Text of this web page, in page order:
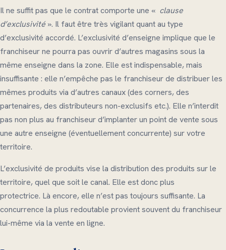
Il ne suffit pas que le contrat comporte une « clause
d’exclusivité». Il faut être très vigilant quant au type
d’exclusivité accordé. L’exclusivité d’enseigne implique que le
franchiseur ne pourra pas ouvrir d’autres magasins sous la
même enseigne dans la zone. Elle est indispensable, mais
insuffisante : elle n’empêche pas le franchiseur de distribuer les
mêmes produits via d’autres canaux (des corners, des
partenaires, des distributeurs non-exclusifs etc.). Elle n’interdit
pas non plus au franchiseur d’implanter un point de vente sous
une autre enseigne (éventuellement concurrente) sur votre
territoire.
L’exclusivité de produits vise la distribution des produits sur le
territoire, quel que soit le canal. Elle est donc plus
protectrice. Là encore, elle n’est pas toujours suffisante. La
concurrence la plus redoutable provient souvent du franchiseur
lui-même via la vente en ligne.